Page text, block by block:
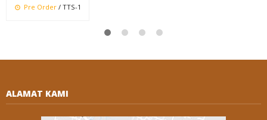
Pre Order/ TTS-1
ALAMAT KAMI